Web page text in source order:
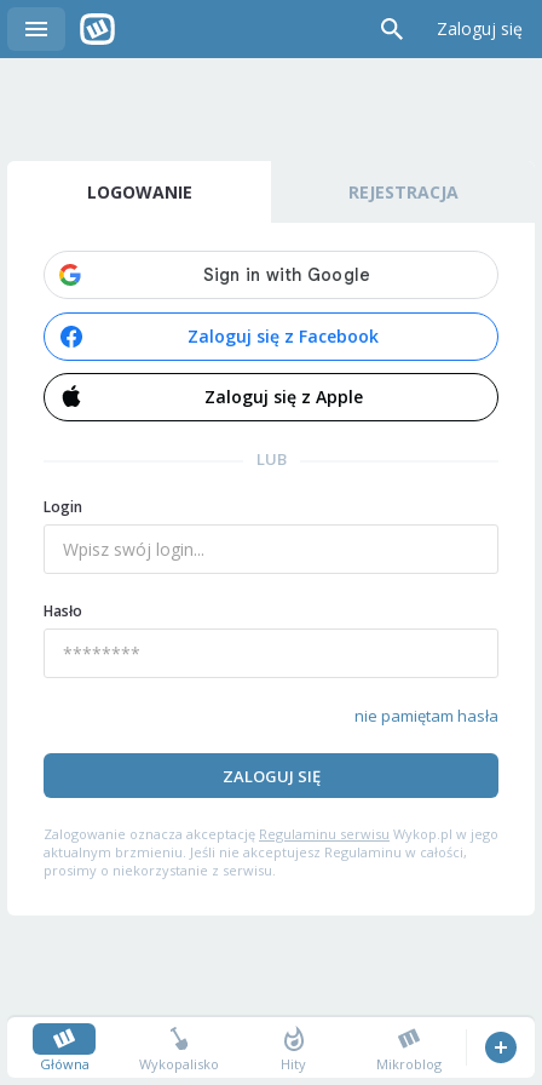
Zaloguj się
LOGOWANIE REJESTRACJA
Zaloguj się z Facebook
Zaloguj się z Apple
LUB
Login
Hasło
nie pamiętam hasła
ZALOGUJ SIĘ
Zalogowanie oznacza akceptację Regulaminu serwisu Wykop.pl w jego
aktualnym brzmieniu. Jeśli nie akceptujesz Regulaminu w całości,
prosimy o niekorzystanie z serwisu.
Główna Wykopalisko Hity Mikroblog